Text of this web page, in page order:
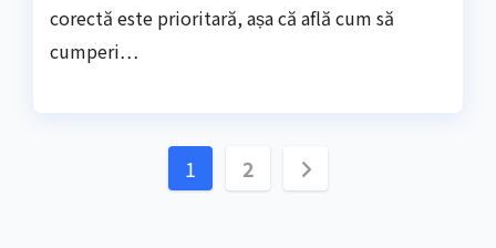
corectă este prioritară, așa că află cum să
cumperi…
Paginație
1 2